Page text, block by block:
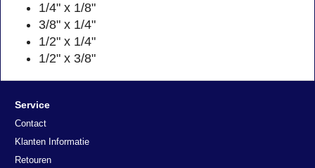
1/4" x 1/8"
3/8" x 1/4"
1/2" x 1/4"
1/2" x 3/8"
Service
Contact
Klanten Informatie
Retouren